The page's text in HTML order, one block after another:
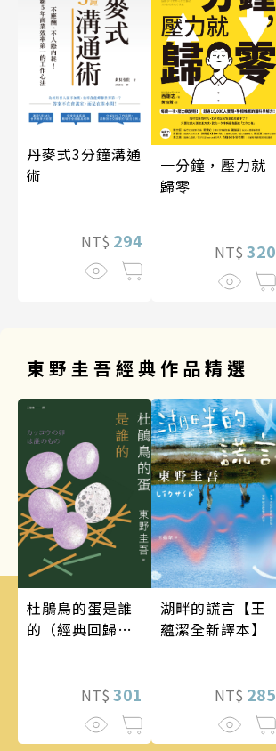
丹麥式3分鐘溝通
術
NT$ 294
一分鐘，壓力就
歸零
NT$ 320
東野圭吾經典作品精選
杜鵑鳥的蛋是誰
的（經典回歸
NT$ 301
湖畔的謊言【王
蘊潔全新譯本】
NT$ 285